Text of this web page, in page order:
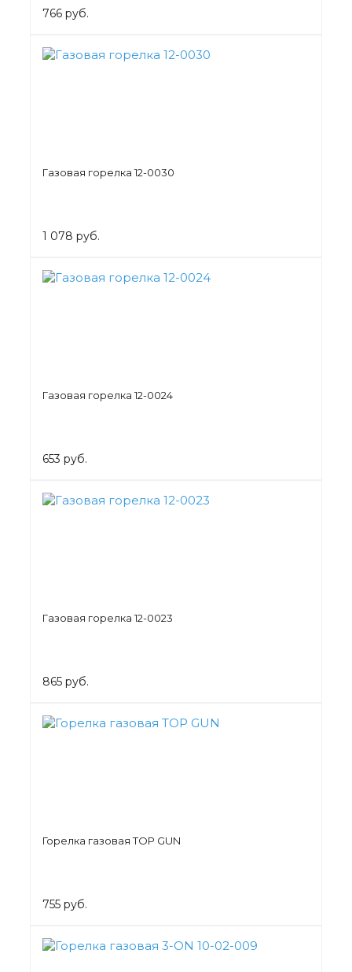
766 руб.
Газовая горелка 12-0030
1 078 руб.
Газовая горелка 12-0024
653 руб.
Газовая горелка 12-0023
865 руб.
Горелка газовая TOP GUN
755 руб.